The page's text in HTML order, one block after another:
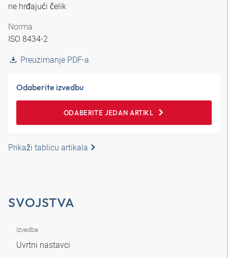
ne hrđajući čelik
Norma
ISO 8434-2
Preuzimanje PDF-a
Odaberite izvedbu
ODABERITE JEDAN ARTIKL
Prikaži tablicu artikala
SVOJSTVA
Izvedba
Uvrtni nastavci